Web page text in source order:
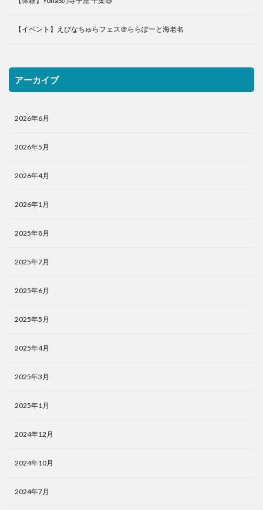
【イベント】えびなちゅらフェス＠ららぽーと海老名
アーカイブ
2026年6月
2026年5月
2026年4月
2026年1月
2025年8月
2025年7月
2025年6月
2025年5月
2025年4月
2025年3月
2025年1月
2024年12月
2024年10月
2024年7月